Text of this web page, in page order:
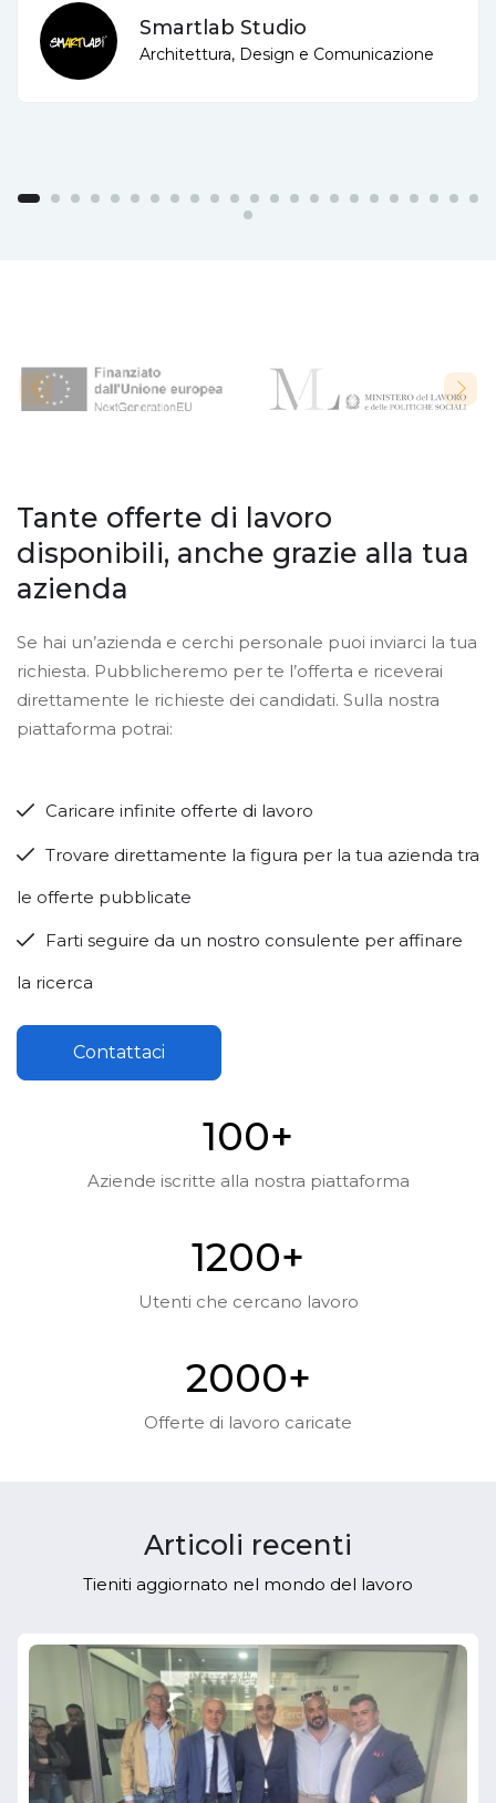
Smartlab Studio
Architettura, Design e Comunicazione
Tante offerte di lavoro
disponibili, anche grazie alla tua
azienda
Se hai un’azienda e cerchi personale puoi inviarci la tua
richiesta. Pubblicheremo per te l’offerta e riceverai
direttamente le richieste dei candidati. Sulla nostra
piattaforma potrai:
Caricare infinite offerte di lavoro
Trovare direttamente la figura per la tua azienda tra
le offerte pubblicate
Farti seguire da un nostro consulente per affinare
la ricerca
Contattaci
100+
Aziende iscritte alla nostra piattaforma
1200+
Utenti che cercano lavoro
2000+
Offerte di lavoro caricate
Articoli recenti
Tieniti aggiornato nel mondo del lavoro